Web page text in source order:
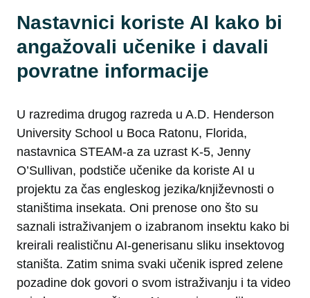
Nastavnici koriste AI kako bi
angažovali učenike i davali
povratne informacije
U razredima drugog razreda u A.D. Henderson
University School u Boca Ratonu, Florida,
nastavnica STEAM-a za uzrast K-5, Jenny
O’Sullivan, podstiče učenike da koriste AI u
projektu za čas engleskog jezika/književnosti o
staništima insekata. Oni prenose ono što su
saznali istraživanjem o izabranom insektu kako bi
kreirali realističnu AI-generisanu sliku insektovog
staništa. Zatim snima svaki učenik ispred zelene
pozadine dok govori o svom istraživanju i ta video